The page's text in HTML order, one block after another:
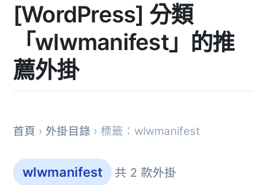
[WordPress] 分類
「wlwmanifest」的推
薦外掛
首頁 › 外掛目錄 › 標籤：wlwmanifest
wlwmanifest 共 2 款外掛